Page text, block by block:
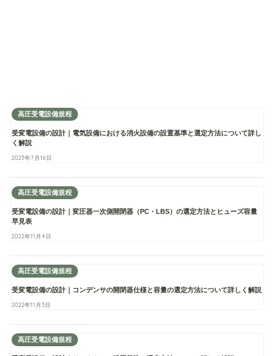
高圧受電設備規程
受変電設備の設計｜電気設備における消火設備の設置基準と選定方法について詳し
く解説
2023年7月16日
高圧受電設備規程
受変電設備の設計｜変圧器一次側開閉器（PC・LBS）の選定方法とヒューズ容量
早見表
2022年11月4日
高圧受電設備規程
受変電設備の設計｜コンデンサの開閉器仕様と容量の選定方法について詳しく解説
2022年11月3日
高圧受電設備規程